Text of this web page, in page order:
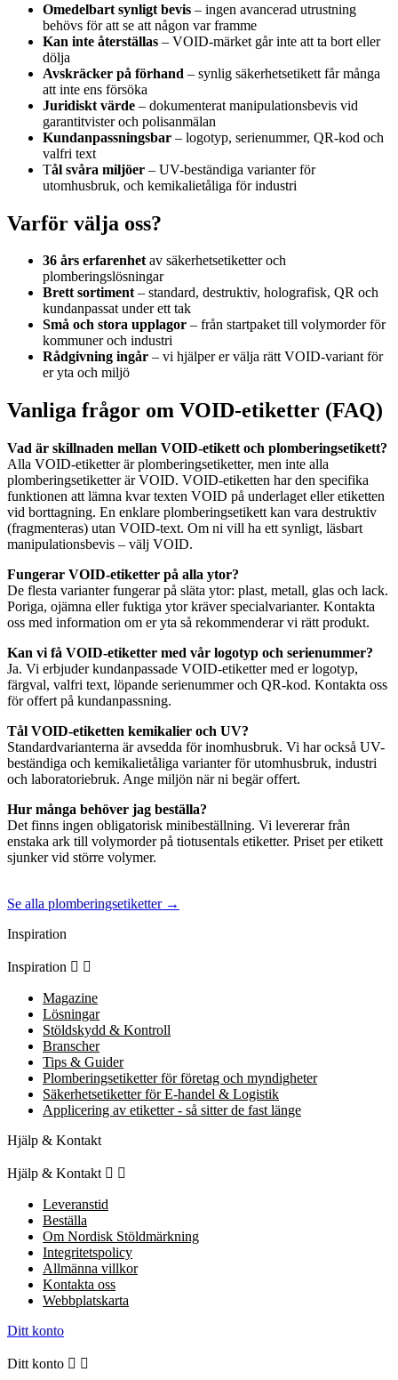
Omedelbart synligt bevis – ingen avancerad utrustning
behövs för att se att någon var framme
Kan inte återställas – VOID-märket går inte att ta bort eller
dölja
Avskräcker på förhand – synlig säkerhetsetikett får många
att inte ens försöka
Juridiskt värde – dokumenterat manipulationsbevis vid
garantitvister och polisanmälan
Kundanpassningsbar – logotyp, serienummer, QR-kod och
valfri text
Tål svåra miljöer – UV-beständiga varianter för
utomhusbruk, och kemikalietåliga för industri
Varför välja oss?
36 års erfarenhetav säkerhetsetiketter och
plomberingslösningar
Brett sortiment– standard, destruktiv, holografisk, QR och
kundanpassat under ett tak
Små och stora upplagor – från startpaket till volymorder för
kommuner och industri
Rådgivning ingår – vi hjälper er välja rätt VOID-variant för
er yta och miljö
Vanliga frågor om VOID-etiketter (FAQ)
Vad är skillnaden mellan VOID-etikett och plomberingsetikett?
Alla VOID-etiketter är plomberingsetiketter, men inte alla
plomberingsetiketter är VOID. VOID-etiketten har den specifika
funktionen att lämna kvar texten VOID på underlaget eller etiketten
vid borttagning. En enklare plomberingsetikett kan vara destruktiv
(fragmenteras) utan VOID-text. Om ni vill ha ett synligt, läsbart
manipulationsbevis – välj VOID.
Fungerar VOID-etiketter på alla ytor?
De flesta varianter fungerar på släta ytor: plast, metall, glas och lack.
Poriga, ojämna eller fuktiga ytor kräver specialvarianter. Kontakta
oss med information om er yta så rekommenderar vi rätt produkt.
Kan vi få VOID-etiketter med vår logotyp och serienummer?
Ja. Vi erbjuder kundanpassade VOID-etiketter med er logotyp,
färgval, valfri text, löpande serienummer och QR-kod. Kontakta oss
för offert på kundanpassning.
Tål VOID-etiketten kemikalier och UV?
Standardvarianterna är avsedda för inomhusbruk. Vi har också UV-
beständiga och kemikalietåliga varianter för utomhusbruk, industri
och laboratoriebruk. Ange miljön när ni begär offert.
Hur många behöver jag beställa?
Det finns ingen obligatorisk minibeställning. Vi levererar från
enstaka ark till volymorder på tiotusentals etiketter. Priset per etikett
sjunker vid större volymer.
Se alla plomberingsetiketter →
Inspiration
Inspiration  
Magazine
Lösningar
Stöldskydd & Kontroll
Branscher
Tips & Guider
Plomberingsetiketter för företag och myndigheter
Säkerhetsetiketter för E-handel & Logistik
Applicering av etiketter - så sitter de fast länge
Hjälp & Kontakt
Hjälp & Kontakt  
Leveranstid
Beställa
Om Nordisk Stöldmärkning
Integritetspolicy
Allmänna villkor
Kontakta oss
Webbplatskarta
Ditt konto
Ditt konto  